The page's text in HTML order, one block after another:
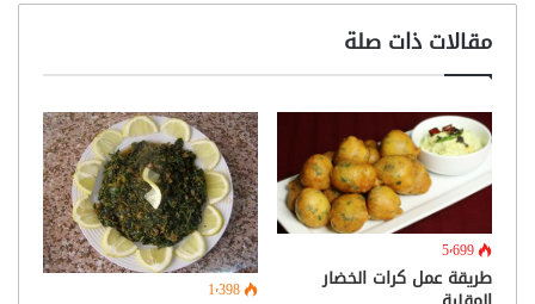
مقالات ذات صلة
5٬699
طريقة عمل كرات الخضار 1٬398